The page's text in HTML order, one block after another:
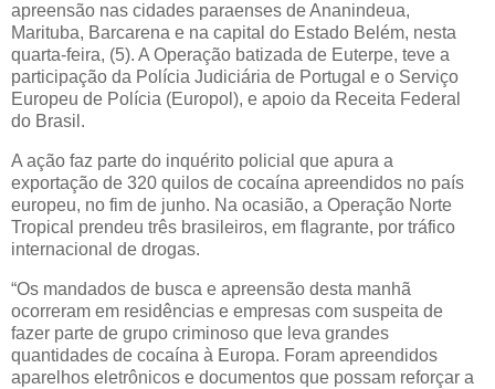
apreensão nas cidades paraenses de Ananindeua,
Marituba, Barcarena e na capital do Estado Belém, nesta
quarta-feira, (5). A Operação batizada de Euterpe, teve a
participação da Polícia Judiciária de Portugal e o Serviço
Europeu de Polícia (Europol), e apoio da Receita Federal
do Brasil.
A ação faz parte do inquérito policial que apura a
exportação de 320 quilos de cocaína apreendidos no país
europeu, no fim de junho. Na ocasião, a Operação Norte
Tropical prendeu três brasileiros, em flagrante, por tráfico
internacional de drogas.
“Os mandados de busca e apreensão desta manhã
ocorreram em residências e empresas com suspeita de
fazer parte de grupo criminoso que leva grandes
quantidades de cocaína à Europa. Foram apreendidos
aparelhos eletrônicos e documentos que possam reforçar a